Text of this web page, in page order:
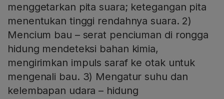
menggetarkan pita suara; ketegangan pita
menentukan tinggi rendahnya suara. 2)
Mencium bau – serat penciuman di rongga
hidung mendeteksi bahan kimia,
mengirimkan impuls saraf ke otak untuk
mengenali bau. 3) Mengatur suhu dan
kelembapan udara – hidung